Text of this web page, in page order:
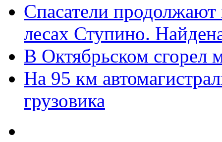
Спасатели
лесах Ступино.
В Октябрьском сгорел
На 95 км
грузовика